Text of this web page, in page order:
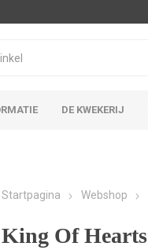
DE KWEKERIJ
Startpagina Webshop
King Of Hearts